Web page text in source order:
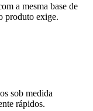
a mesma base de
produto exige.
sob medida
rápidos.